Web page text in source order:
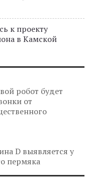
к проекту
в Камской
робот будет
от
D выявляется у
пермяка